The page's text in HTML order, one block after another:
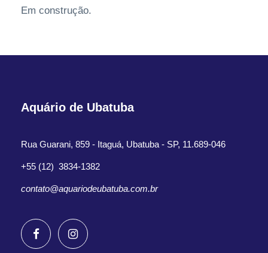
Em construção.
Aquário de Ubatuba
Rua Guarani, 859 - Itaguá, Ubatuba - SP, 11.689-046
+55 (12) 3834-1382
contato@aquariodeubatuba.com.br